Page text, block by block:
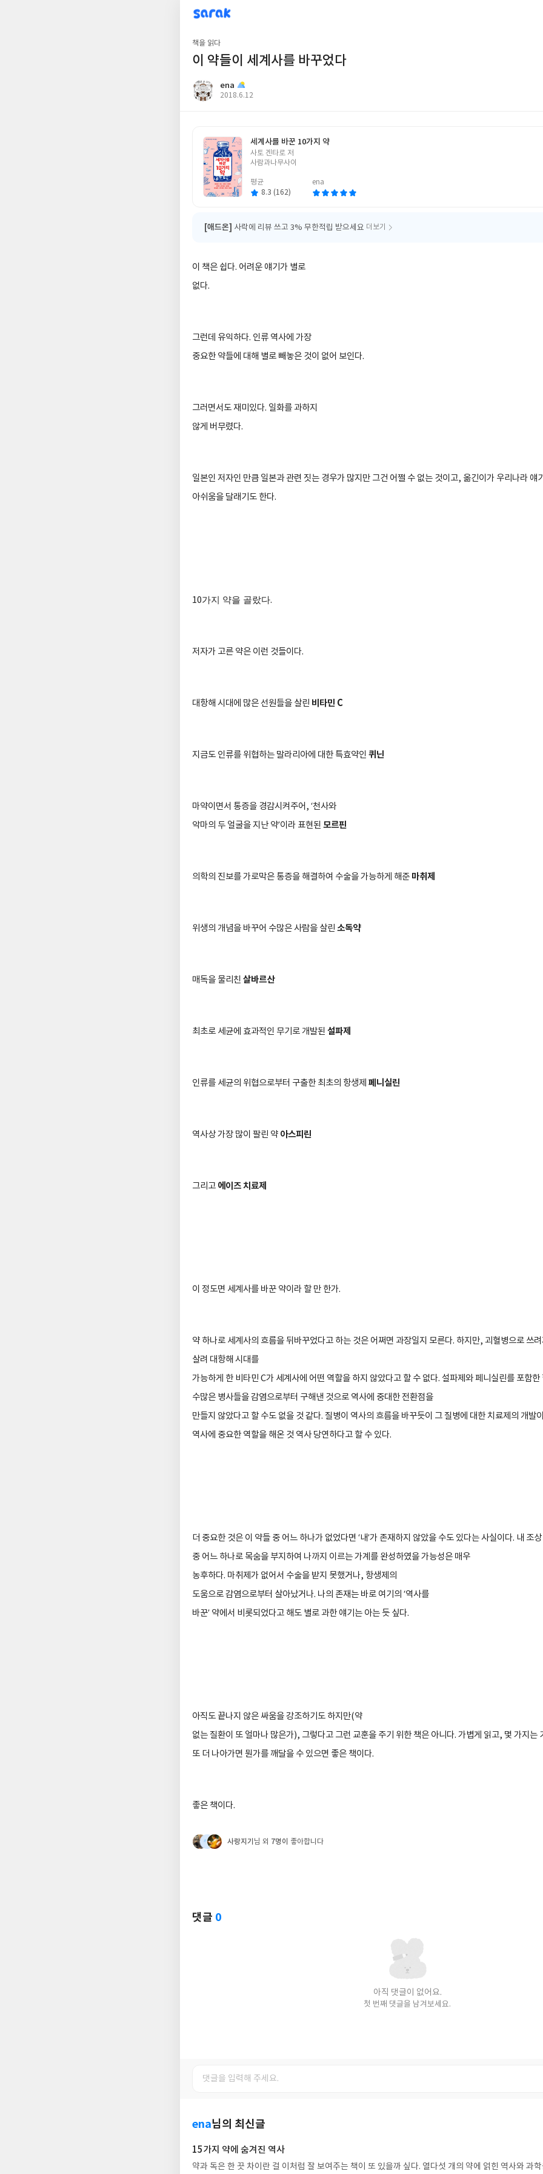
sarak
ena
책을 읽다
이 약들이 세계사를 바꾸었다
ena
작
2018.6.12
세계사를 바꾼 10가지 약
글
쓴
사토 겐타로 저
사람과나무사이
평균
8.3 (162)
ena
[애드온] 사락에 리뷰 쓰고 3% 무한적립 받으세요 더보기
이 책은 쉽다. 어려운 얘기가 별로
없다.
그런데 유익하다. 인류 역사에 가장
중요한 약들에 대해 별로 빼놓은 것이 없어 보인다.
그러면서도 재미있다. 일화를 과하지
않게 버무렸다.
일본인 저자인 만큼 일본과 관련 짓는 경우가 많지만 그건 어쩔 수 없는 것이고, 옮긴이가 우리나라 얘
아쉬움을 달래기도 한다.
10가지 약을 골랐다.
저자가 고른 약은 이런 것들이다.
대항해 시대에 많은 선원들을 살린 비타민 C
지금도 인류를 위협하는 말라리아에 대한 특효약인 퀴닌
마약이면서 통증을 경감시켜주어 , ‘천사와
악마의 두 얼굴을 지난 약’이라 표현된 모르핀
의학의 진보를 가로막은 통증을 해결하여 수술을 가능하게 해준 마취제
위생의 개념을 바꾸어 수많은 사람을 살린 소독약
매독을 물리친 살바르산
최초로 세균에 효과적인 무기로 개발된 설파제
인류를 세균의 위협으로부터 구출한 최초의 항생제 페니실린
역사상 가장 많이 팔린 약 아스피린
그리고 에이즈 치료제
이 정도면 세계사를 바꾼 약이라 할 만 한가.
약 하나로 세계사의 흐름을 뒤바꾸었다고 하는 것은 어쩌면 과장일지 모른다. 하지만, 괴혈병으로 쓰
살려 대항해 시대를
가능하게 한 비타민 C가 세계사에 어떤 역할을 하지 않았다고 할 수 없다. 설파제와 페니실린를 포함한
수많은 병사들을 감염으로부터 구해낸 것으로 역사에 중대한 전환점을
만들지 않았다고 할 수도 없을 것 같다. 질병이 역사의 흐름을 바꾸듯이 그 질병에 대한 치료제의 개발이
역사에 중요한 역할을 해온 것 역사 당연하다고 할 수 있다.
더 중요한 것은 이 약들 중 어느 하나가 없었다면 ‘내’가 존재하지 않았을 수도 있다는 사실이다. 내 조
중 어느 하나로 목숨을 부지하여 나까지 이르는 가계를 완성하였을 가능성은 매우
농후하다. 마취제가 없어서 수술을 받지 못했거나, 항생제의
도움으로 감염으로부터 살아났거나. 나의 존재는 바로 여기의 ‘역사를
바꾼’ 약에서 비롯되었다고 해도 별로 과한 얘기는 아는 듯 싶다.
아직도 끝나지 않은 싸움을 강조하기도 하지만(약
없는 질환이 또 얼마나 많은가), 그렇다고 그런 교훈을 주기 위한 책은 아니다. 가볍게 읽고, 몇 가지는
또 더 나아가면 뭔가를 깨달을 수 있으면 좋은 책이다.
좋은 책이다.
사랑지기 님 외 7명이 좋아합니다
댓글 0
아직 댓글이 없어요.
첫 번째 댓글을 남겨보세요.
ena님의 최신글
15가지 약에 숨겨진 역사
약과 독은 한 끗 차이란 걸 이처럼 잘 보여주는 책이 또 있을까 싶다. 열다섯 개의 약에 얽힌 역사와 과학